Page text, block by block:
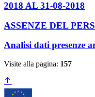
2018 AL 31-08-2018
ASSENZE DEL
Analisi dati presenze
Visite alla pagina: 157